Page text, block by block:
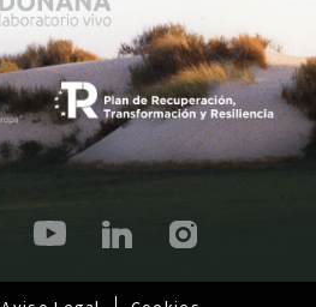
r
i
n
c
p
a
l